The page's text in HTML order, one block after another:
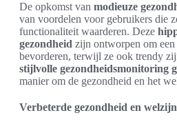
De opkomst van modieuze
van voordelen voor gebruikers die
functionaliteit waarderen. Deze
gezondheid zijn ontworpen om
bevorderen, terwijl ze ook trendy
stijlvolle gezondheidsmonitoring
manier om de gezondheid en het
Verbeterde gezondheid en welzijn